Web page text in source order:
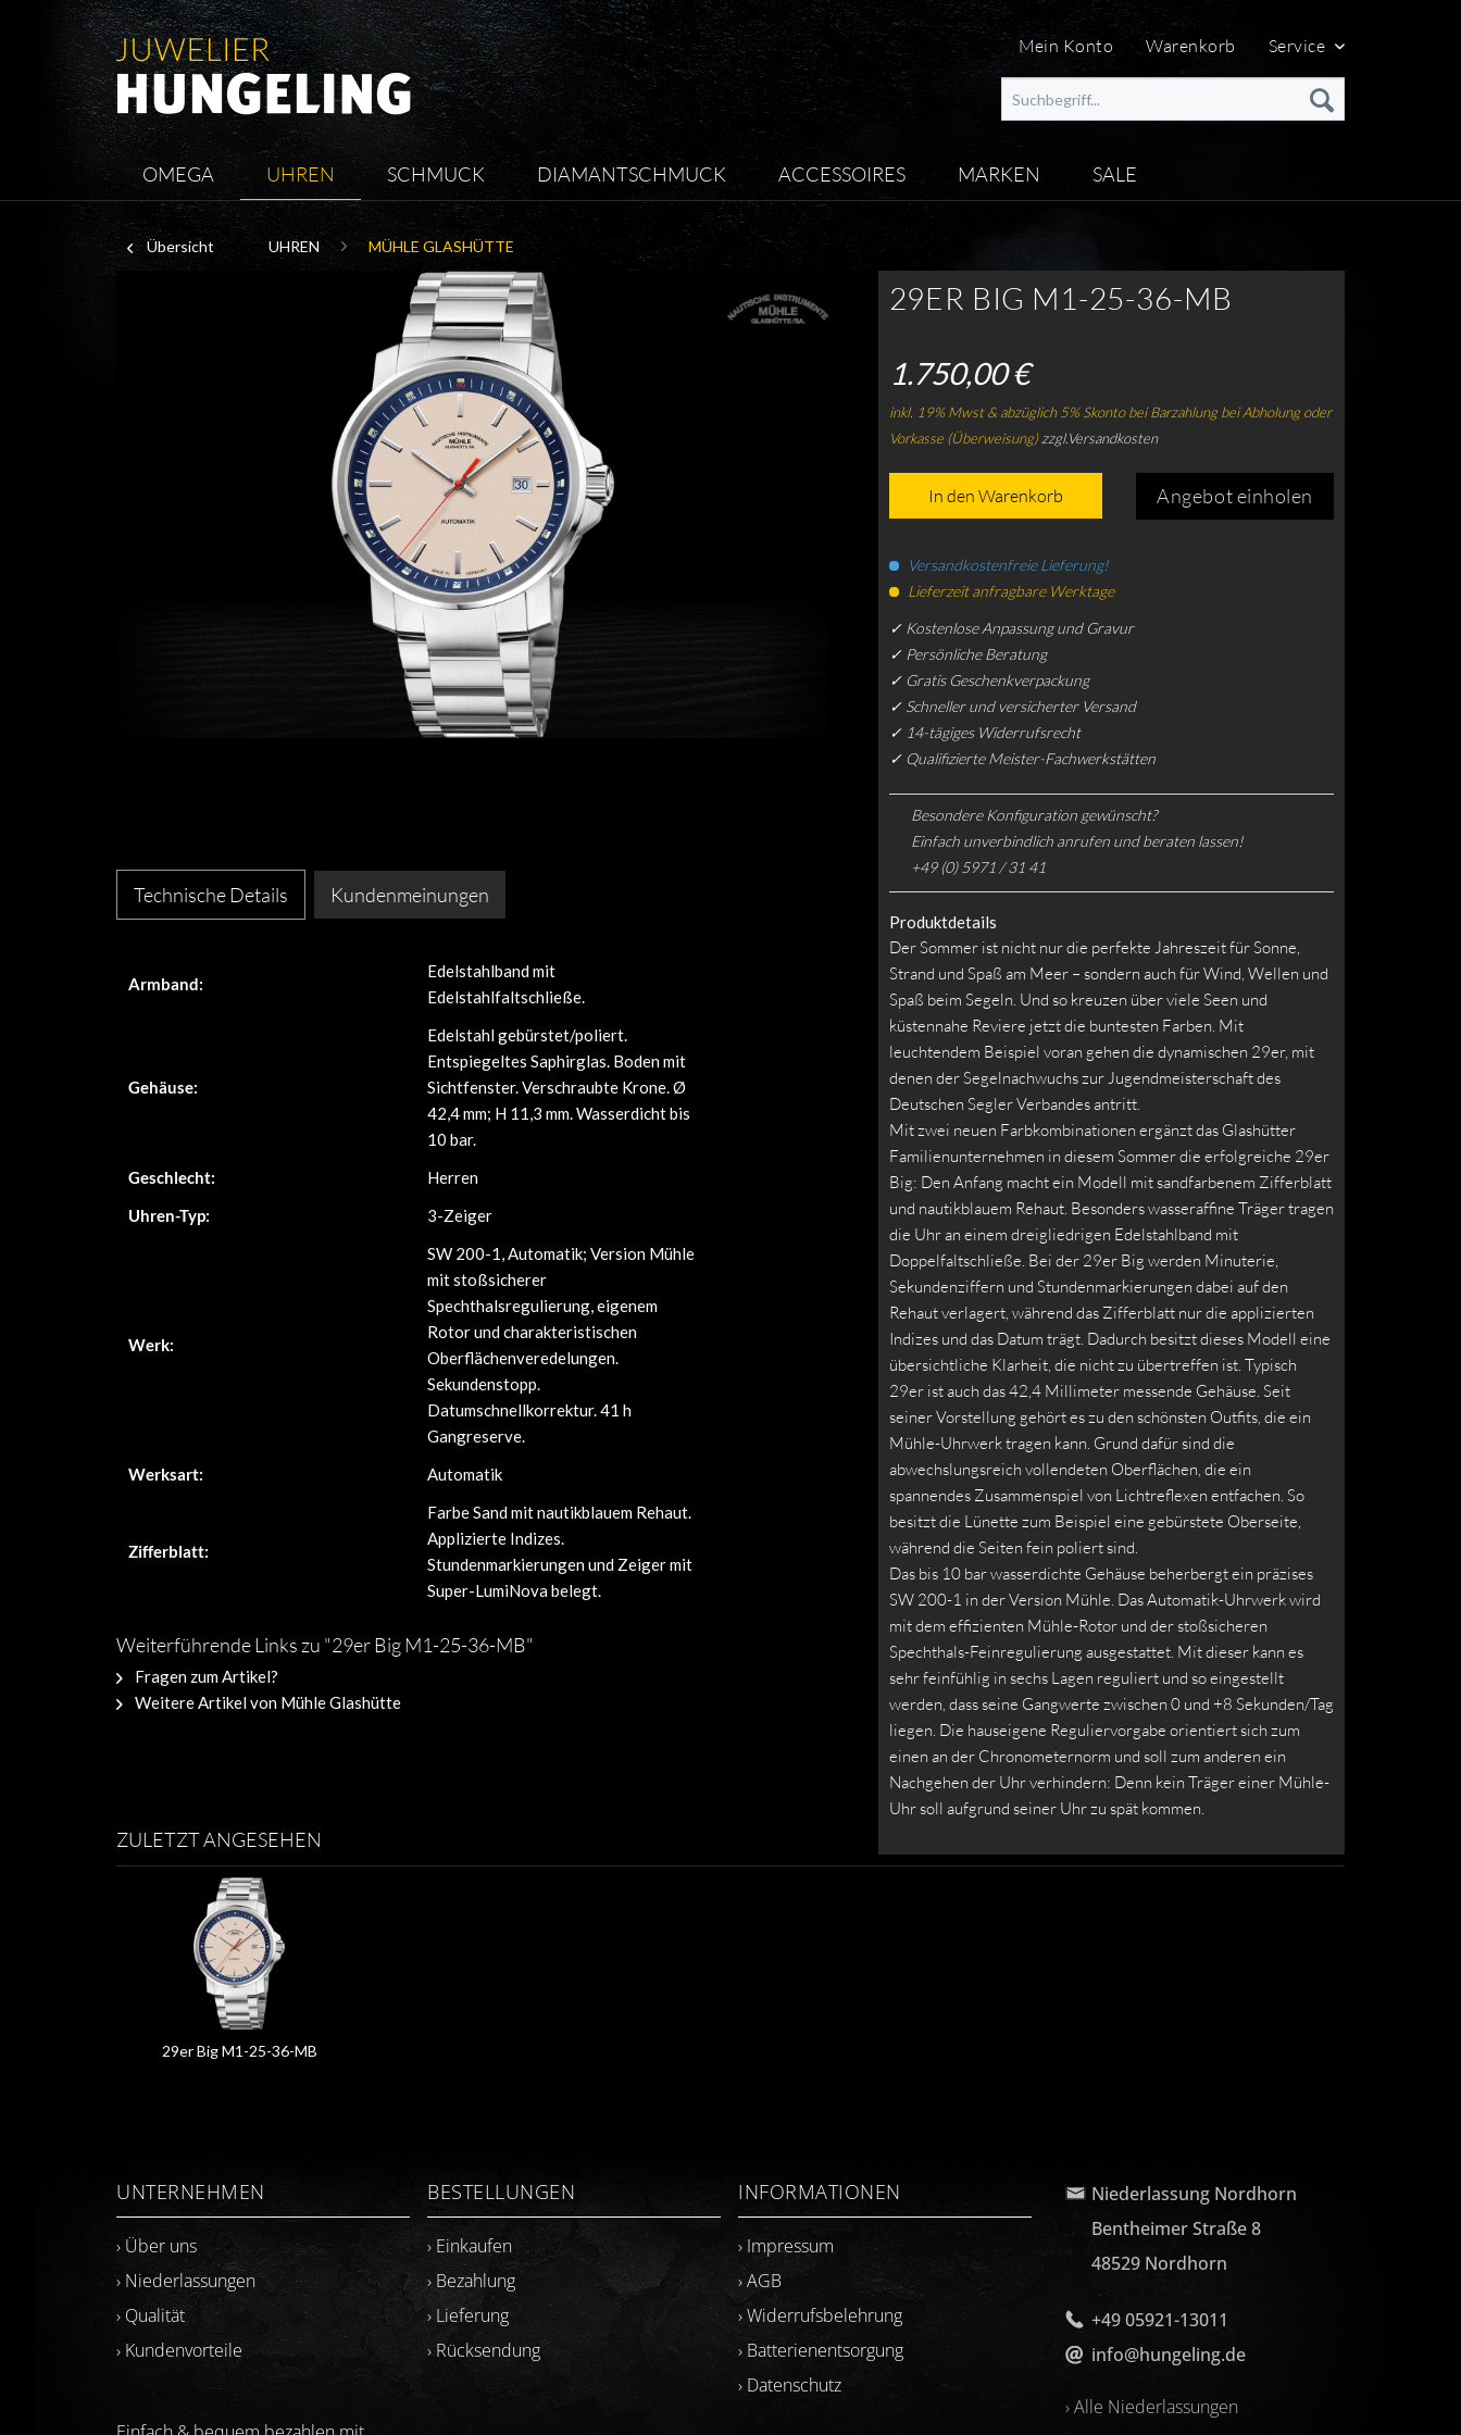
Mein Konto Warenkorb Service
OMEGA UHREN SCHMUCK DIAMANTSCHMUCK ACCESSOIRES MARKEN SALE
Übersicht UHREN MÜHLE GLASHÜTTE
29ER BIG M1-25-36-MB
1.750,00 €
inkl. 19% Mwst & abzüglich 5% Skonto bei Barzahlung bei Abholung oder
Vorkasse (Überweisung)zzgl.Versandkosten
Angebot einholen
In den Warenkorb
Versandkostenfreie Lieferung!
Lieferzeit anfragbare Werktage
✓ Kostenlose Anpassung und Gravur
✓ Persönliche Beratung
✓ Gratis Geschenkverpackung
✓ Schneller und versicherter Versand
✓ 14-tägiges Widerrufsrecht
✓ Qualifizierte Meister-Fachwerkstätten
Besondere Konfiguration gewünscht?
Einfach unverbindlich anrufen und beraten lassen!
+49 (0) 5971 / 31 41
Produktdetails
Der Sommer ist nicht nur die perfekte Jahreszeit für Sonne,
Strand und Spaß am Meer – sondern auch für Wind, Wellen und
Spaß beim Segeln. Und so kreuzen über viele Seen und
küstennahe Reviere jetzt die buntesten Farben. Mit
leuchtendem Beispiel voran gehen die dynamischen 29er, mit
denen der Segelnachwuchs zur Jugendmeisterschaft des
Deutschen Segler Verbandes antritt.
Mit zwei neuen Farbkombinationen ergänzt das Glashütter
Familienunternehmen in diesem Sommer die erfolgreiche 29er
Big: Den Anfang macht ein Modell mit sandfarbenem Zifferblatt
und nautikblauem Rehaut. Besonders wasseraffine Träger tragen
die Uhr an einem dreigliedrigen Edelstahlband mit
Doppelfaltschließe. Bei der 29er Big werden Minuterie,
Sekundenziffern und Stundenmarkierungen dabei auf den
Rehaut verlagert, während das Zifferblatt nur die applizierten
Indizes und das Datum trägt. Dadurch besitzt dieses Modell eine
übersichtliche Klarheit, die nicht zu übertreffen ist. Typisch
29er ist auch das 42,4 Millimeter messende Gehäuse. Seit
seiner Vorstellung gehört es zu den schönsten Outfits, die ein
Mühle-Uhrwerk tragen kann. Grund dafür sind die
abwechslungsreich vollendeten Oberflächen, die ein
spannendes Zusammenspiel von Lichtreflexen entfachen. So
besitzt die Lünette zum Beispiel eine gebürstete Oberseite,
während die Seiten fein poliert sind.
Das bis 10 bar wasserdichte Gehäuse beherbergt ein präzises
SW 200-1 in der Version Mühle. Das Automatik-Uhrwerk wird
mit dem effizienten Mühle-Rotor und der stoßsicheren
Spechthals-Feinregulierung ausgestattet. Mit dieser kann es
sehr feinfühlig in sechs Lagen reguliert und so eingestellt
werden, dass seine Gangwerte zwischen 0 und +8 Sekunden/Tag
liegen. Die hauseigene Reguliervorgabe orientiert sich zum
einen an der Chronometernorm und soll zum anderen ein
Nachgehen der Uhr verhindern: Denn kein Träger einer Mühle-
Uhr soll aufgrund seiner Uhr zu spät kommen.
Technische Details Kundenmeinungen
Armband:
Edelstahlband mit
Edelstahlfaltschließe.
Gehäuse:
Edelstahl gebürstet/poliert.
Entspiegeltes Saphirglas. Boden mit
Sichtfenster. Verschraubte Krone. Ø
42,4 mm; H 11,3 mm. Wasserdicht bis
10 bar.
Geschlecht:
Herren
Uhren-Typ:
3-Zeiger
Werk:
SW 200-1, Automatik; Version Mühle
mit stoßsicherer
Spechthalsregulierung, eigenem
Rotor und charakteristischen
Oberflächenveredelungen.
Sekundenstopp.
Datumschnellkorrektur. 41 h
Gangreserve.
Werksart:
Automatik
Zifferblatt:
Farbe Sand mit nautikblauem Rehaut.
Applizierte Indizes.
Stundenmarkierungen und Zeiger mit
Super-LumiNova belegt.
Weiterführende Links zu "29er Big M1-25-36-MB"
Fragen zum Artikel?
Weitere Artikel von Mühle Glashütte
ZULETZT ANGESEHEN
29er Big M1-25-36-MB
UNTERNEHMEN
› Über uns
› Niederlassungen
› Qualität
› Kundenvorteile
BESTELLUNGEN
› Einkaufen
› Bezahlung
› Lieferung
› Rücksendung
INFORMATIONEN
› Impressum
› AGB
› Widerrufsbelehrung
› Batterienentsorgung
› Datenschutz
Niederlassung Nordhorn
Bentheimer Straße 8
48529 Nordhorn
+49 05921-13011
info@hungeling.de
› Alle Niederlassungen